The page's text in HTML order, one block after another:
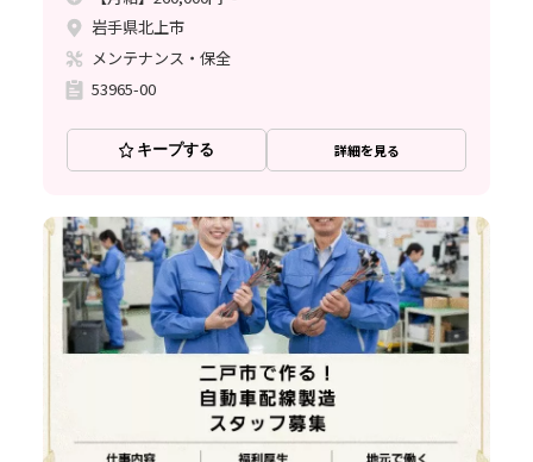
岩手県北上市
メンテナンス・保全
53965-00
キープする 詳細を見る